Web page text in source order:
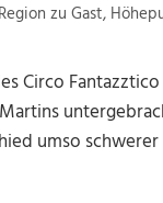
zu Gast,
Circo
umso schwerer